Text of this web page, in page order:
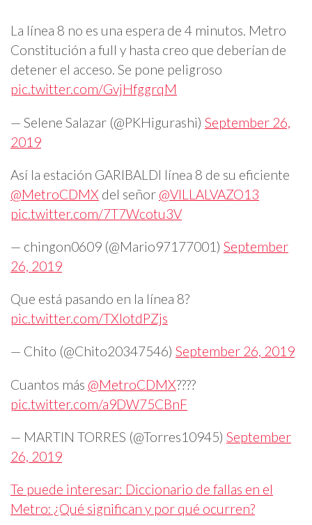
La línea 8 no es una espera de 4 minutos. Metro
Constitución a full y hasta creo que deberían de
detener el acceso. Se pone peligroso
pic.twitter.com/GvjHfggrqM
— Selene Salazar (@PKHigurashi) September 26,
2019
Así la estación GARIBALDI línea 8 de su eficiente
@MetroCDMX del señor @VILLALVAZO13
pic.twitter.com/7T7Wcotu3V
— chingon0609 (@Mario97177001) September
26, 2019
Que está pasando en la línea 8?
pic.twitter.com/TXIotdPZjs
— Chito (@Chito20347546) September 26, 2019
Cuantos más @MetroCDMX????
pic.twitter.com/a9DW75CBnF
— MARTIN TORRES (@Torres10945) September
26, 2019
Te puede interesar: Diccionario de fallas en el
Metro: ¿Qué significan y por qué ocurren?